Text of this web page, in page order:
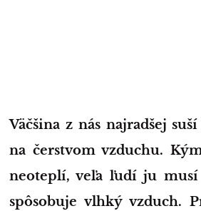
Väčšina z nás najradšej suší bielizeň vonku,
na čerstvom vzduchu.
neoteplí, veľa ľudí ju
spôsobuje vlhký vzduch.